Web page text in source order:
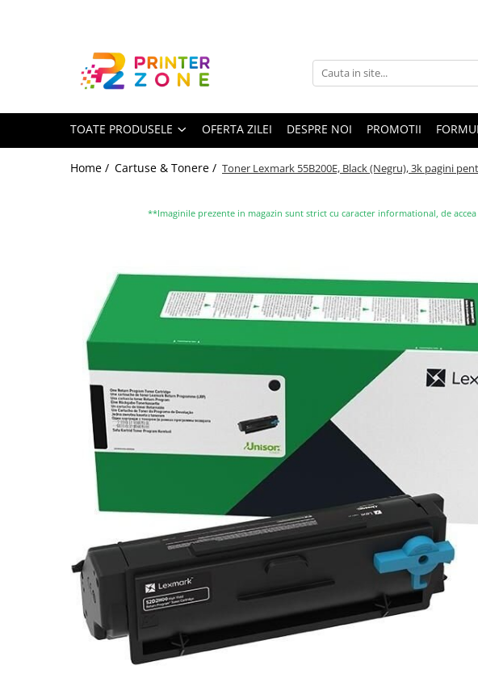
Toate Produsele
Imprimante cu jet
Imprimante matriciale
Accesorii imprimante
Accesorii multifunctionale
Consumabile imprimanta
Capete imprimare
Cartuse inkjet si cerneala
Consumabile imprimanta
Tonere compatibile
TOATE PRODUSELE OFERTA ZILEI DESPRE NOI PROMOTII
Home / Cartuse & Tonere / Toner Lexmark 55B200E, Black (Negru), 3k pagini
**Imaginile prezente in magazin sunt strict cu caracter informational, de